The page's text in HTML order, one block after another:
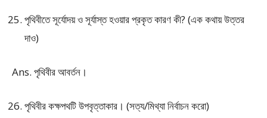
পৃথিবীতে সূর্যোদয় ও সূর্যাস্ত হওয়ার প্রকৃত কারণ কী? (এক কথায় উত্তর
দাও)
Ans. পৃথিবীর আবর্তন।
পৃথিবীর কক্ষপথটি উপবৃত্তাকার। (সত্য/মিথ্যা নির্বাচন করো)